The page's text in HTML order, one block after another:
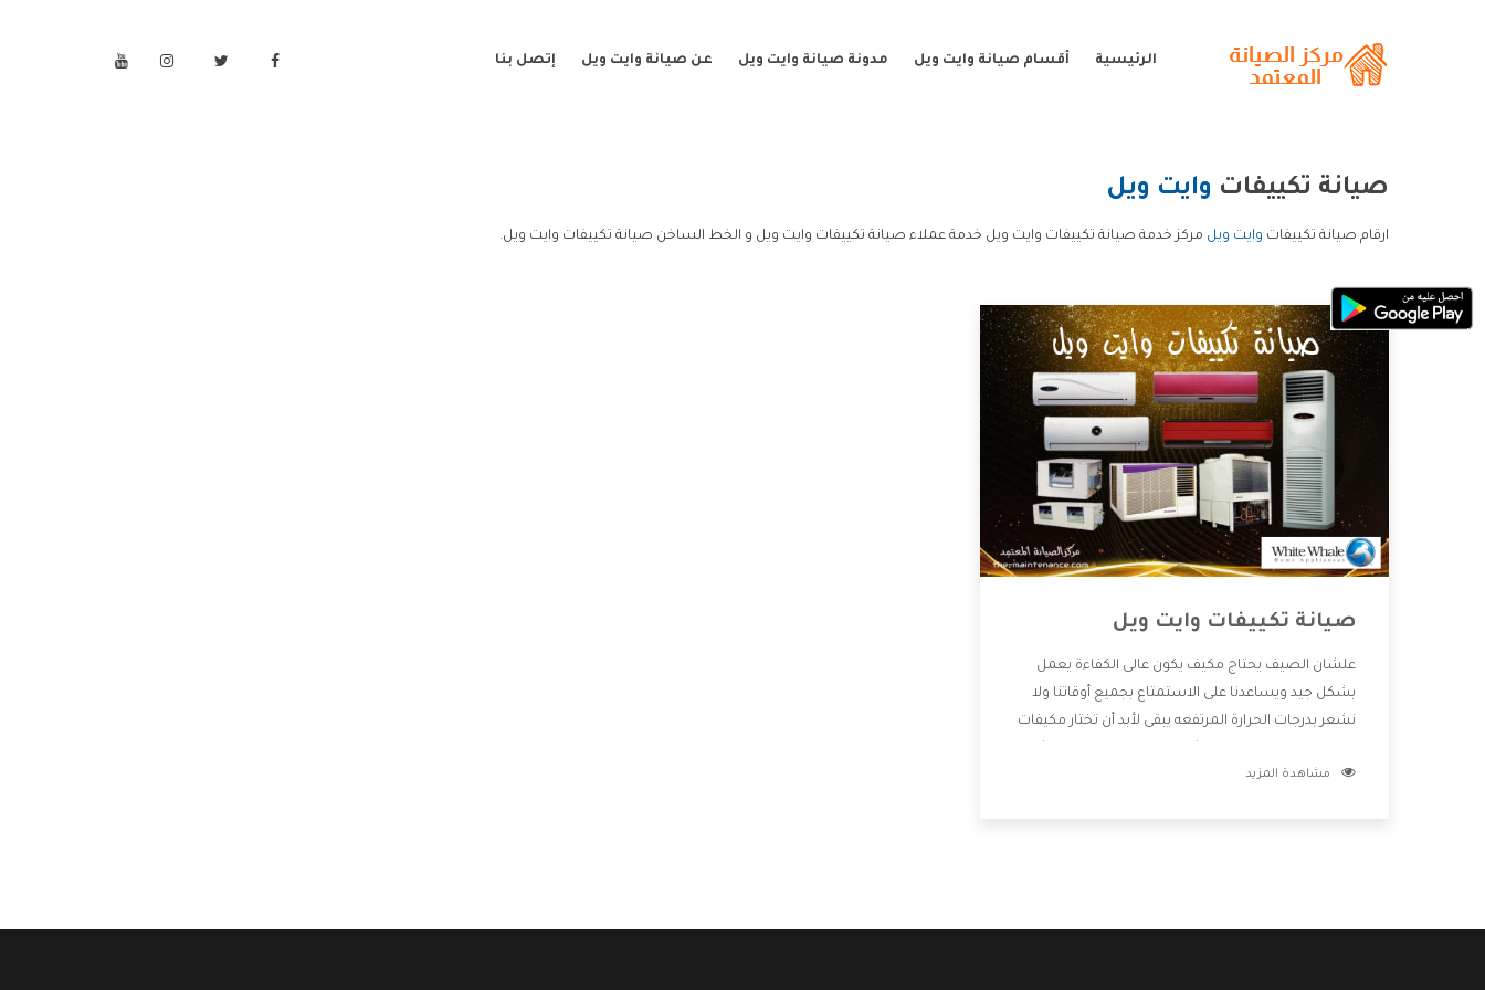
الرئيسية أقسام صيانة وايت ويل مدونة صيانة وايت ويل عن صيانة وايت ويل إتصل بنا
صيانة تكييفات وايت ويل
ارقام صيانة تكييفات وايت ويل مركز خدمة صيانة تكييفات وايت ويل خدمة عملاء صيانة تكييفات وايت ويل و الخط الساخن صيانة تكييفات وايت ويل.
صيانة تكييفات وايت ويل
علشان الصيف يحتاج مكيف يكون عالى الكفاءة يعمل
بشكل جيد ويساعدنا على الاستمتاع بجميع أوقاتنا ولا
نشعر بدرجات الحرارة المرتفعه يبقى لأبد أن تختار مكيفات
من الخواص الجديدة التى تجعل المستهلك مستمتع
مشاهدة المزيد